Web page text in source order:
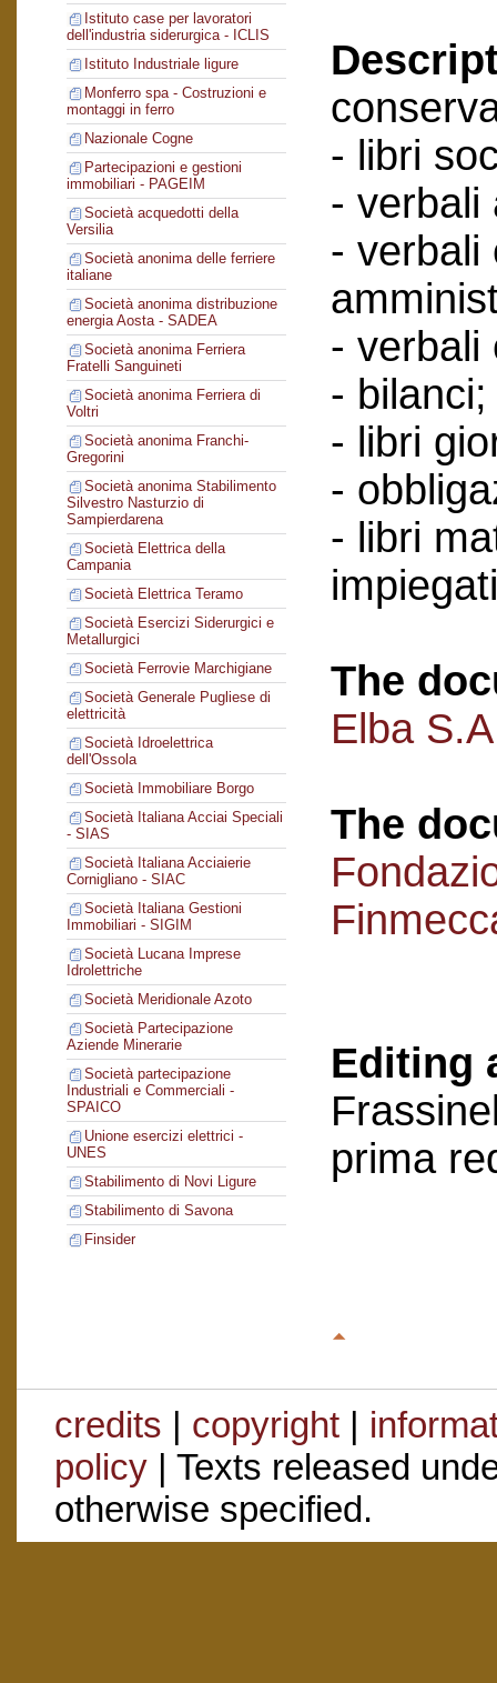
Istituto case per lavoratori
dell'industria siderurgica - ICLIS
Istituto Industriale ligure
Monferro spa - Costruzioni e
montaggi in ferro
Nazionale Cogne
Partecipazioni e gestioni
immobiliari - PAGEIM
Società acquedotti della
Versilia
Società anonima delle ferriere
italiane
Società anonima distribuzione
energia Aosta - SADEA
Società anonima Ferriera
Fratelli Sanguineti
Società anonima Ferriera di
Voltri
Società anonima Franchi-
Gregorini
Società anonima Stabilimento
Silvestro Nasturzio di
Sampierdarena
Società Elettrica della
Campania
Società Elettrica Teramo
Società Esercizi Siderurgici e
Metallurgici
Società Ferrovie Marchigiane
Società Generale Pugliese di
elettricità
Società Idroelettrica
dell'Ossola
Società Immobiliare Borgo
Società Italiana Acciai Speciali
- SIAS
Società Italiana Acciaierie
Cornigliano - SIAC
Società Italiana Gestioni
Immobiliari - SIGIM
Società Lucana Imprese
Idrolettriche
Società Meridionale Azoto
Società Partecipazione
Aziende Minerarie
Società partecipazione
Industriali e Commerciali -
SPAICO
Unione esercizi elettrici -
UNES
Stabilimento di Novi Ligure
Stabilimento di Savona
Finsider
- libri
- verbali
- verbali
- verbali
- bilanci;
- libri
-
- libri
The
Elba
The
Editing
prima
credits | copyright|
policy| Texts released
otherwise specified.